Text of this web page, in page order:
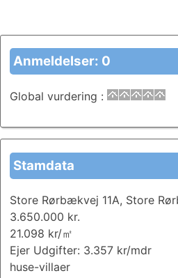
Anmeldelser: 0
Global vurdering :
Stamdata
Store Rørbækvej 11A, Store
3.650.000 kr.
21.098 kr/㎡
Ejer Udgifter: 3.357 kr/mdr
huse-villaer